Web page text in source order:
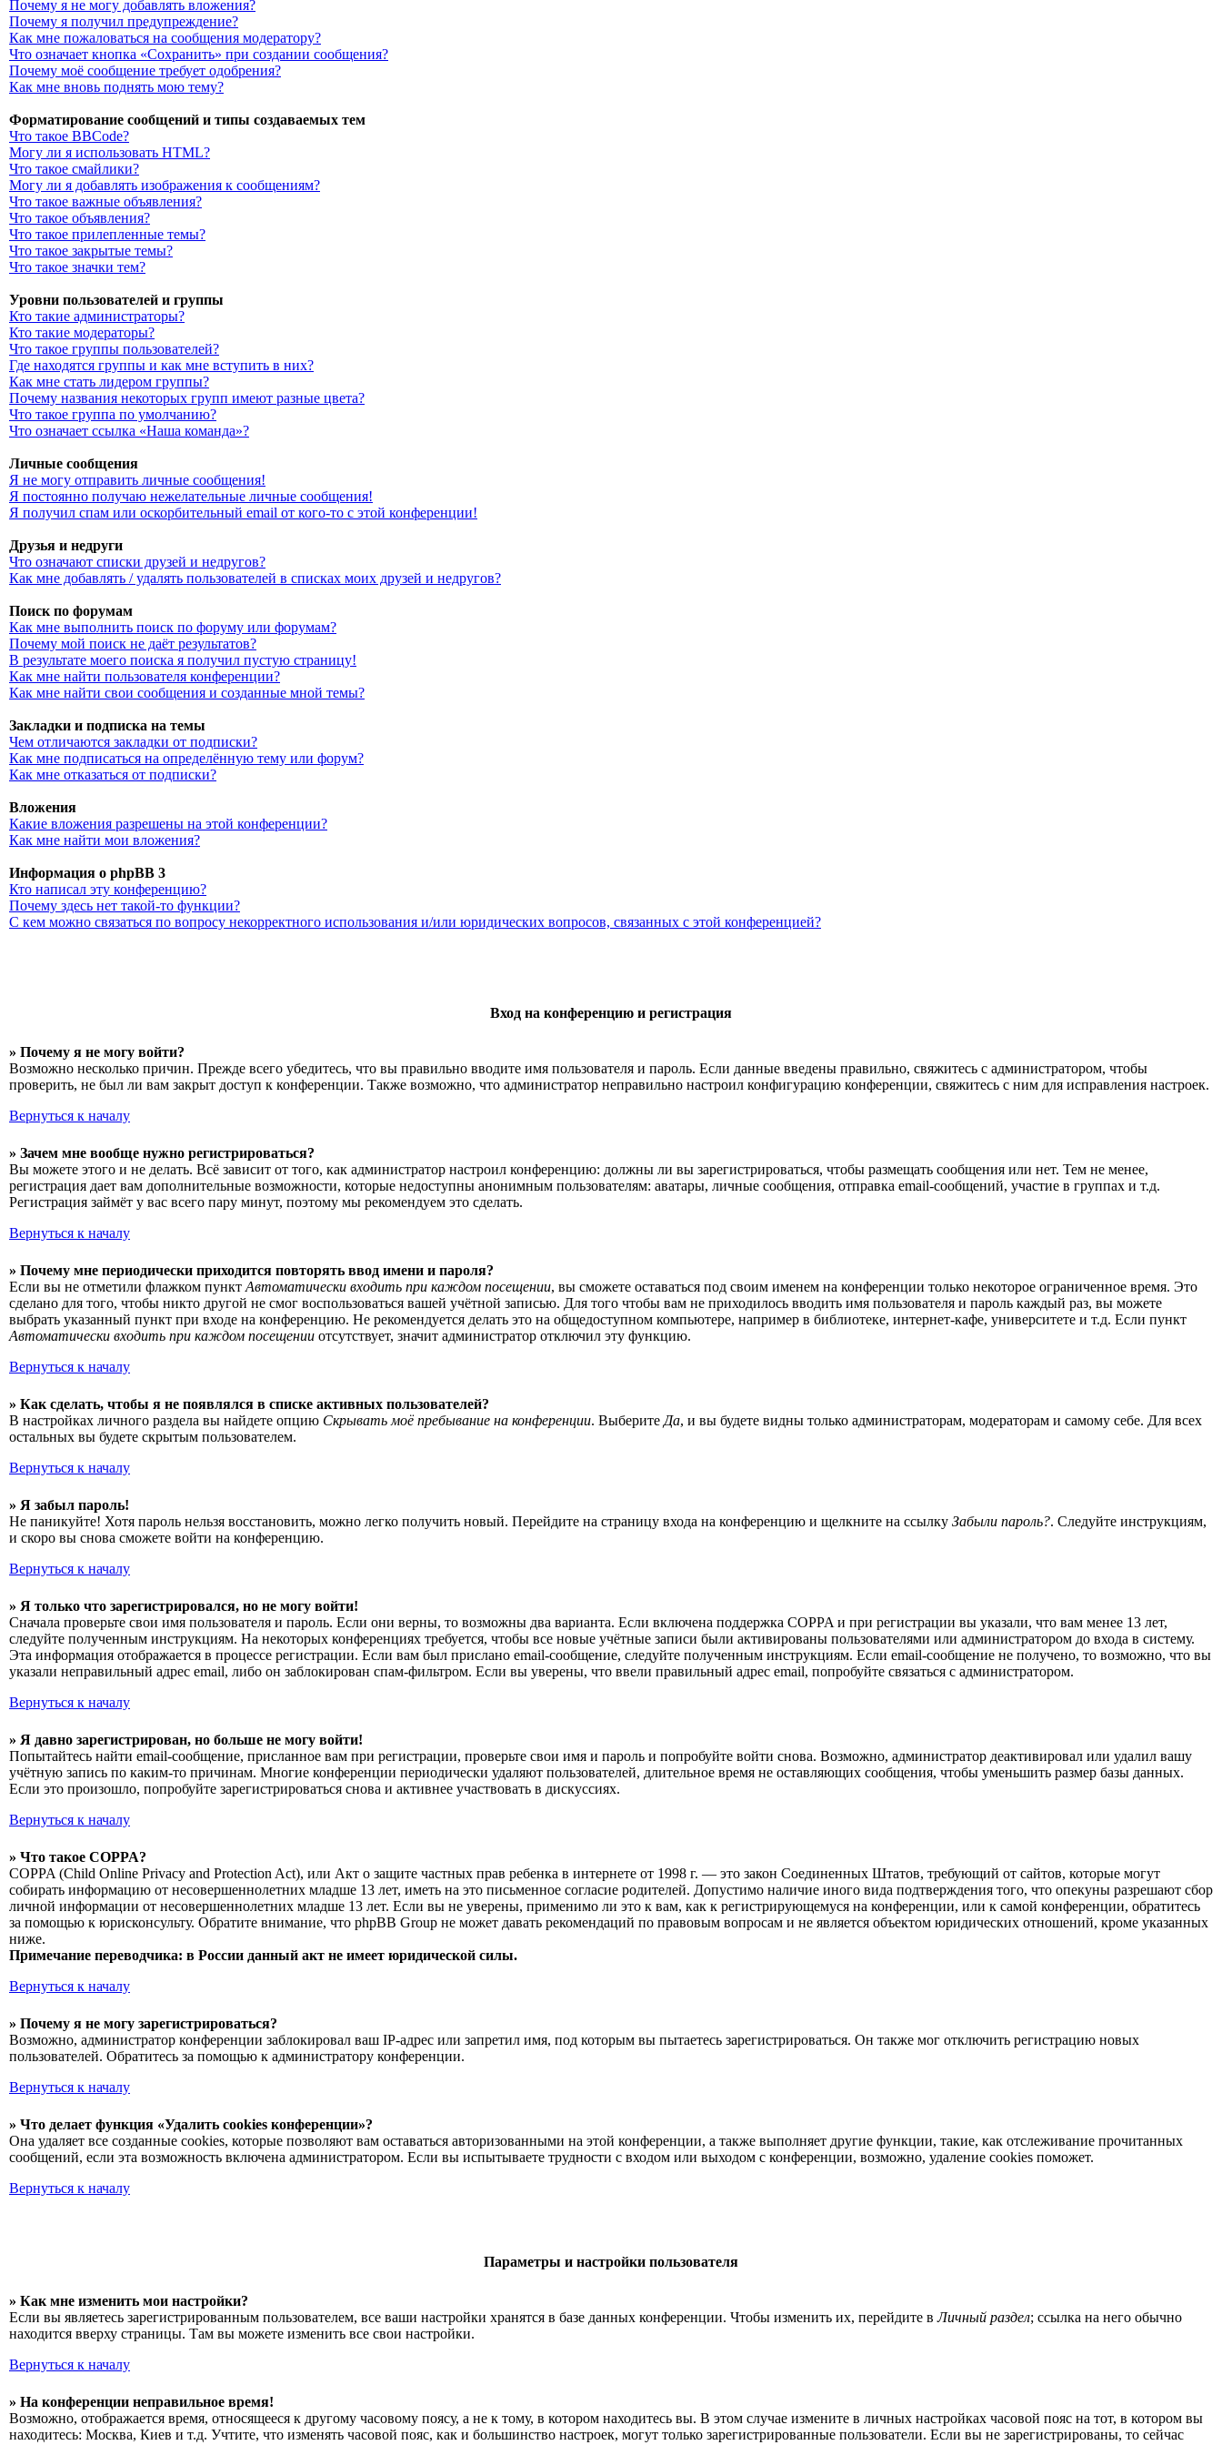
Почему я не могу добавлять вложения?
Почему я получил предупреждение?
Как мне пожаловаться на сообщения модератору?
Что означает кнопка «Сохранить» при создании сообщения?
Почему моё сообщение требует одобрения?
Как мне вновь поднять мою тему?
Форматирование сообщений и типы создаваемых тем
Что такое BBCode?
Могу ли я использовать HTML?
Что такое смайлики?
Могу ли я добавлять изображения к сообщениям?
Что такое важные объявления?
Что такое объявления?
Что такое прилепленные темы?
Что такое закрытые темы?
Что такое значки тем?
Уровни пользователей и группы
Кто такие администраторы?
Кто такие модераторы?
Что такое группы пользователей?
Где находятся группы и как мне вступить в них?
Как мне стать лидером группы?
Почему названия некоторых групп имеют разные цвета?
Что такое группа по умолчанию?
Что означает ссылка «Наша команда»?
Личные сообщения
Я не могу отправить личные сообщения!
Я постоянно получаю нежелательные личные сообщения!
Я получил спам или оскорбительный email от кого-то с этой конференции!
Друзья и недруги
Что означают списки друзей и недругов?
Как мне добавлять / удалять пользователей в списках моих друзей и недругов?
Поиск по форумам
Как мне выполнить поиск по форуму или форумам?
Почему мой поиск не даёт результатов?
В результате моего поиска я получил пустую страницу!
Как мне найти пользователя конференции?
Как мне найти свои сообщения и созданные мной темы?
Закладки и подписка на темы
Чем отличаются закладки от подписки?
Как мне подписаться на определённую тему или форум?
Как мне отказаться от подписки?
Вложения
Какие вложения разрешены на этой конференции?
Как мне найти мои вложения?
Информация о phpBB 3
Кто написал эту конференцию?
Почему здесь нет такой-то функции?
С кем можно связаться по вопросу некорректного использования и/или юридических вопросов, связанных с этой конференцией?
Вход на конференцию и регистрация
» Почему я не могу войти?
Возможно несколько причин. Прежде всего убедитесь, что вы правильно вводите имя пользователя и пароль. Если данные введены правильно, свяжитесь с администратором, чтобы
проверить, не был ли вам закрыт доступ к конференции. Также возможно, что администратор неправильно настроил конфигурацию конференции, свяжитесь с ним для исправления настроек.
Вернуться к началу
» Зачем мне вообще нужно регистрироваться?
Вы можете этого и не делать. Всё зависит от того, как администратор настроил конференцию: должны ли вы зарегистрироваться, чтобы размещать сообщения или нет. Тем не менее,
регистрация дает вам дополнительные возможности, которые недоступны анонимным пользователям: аватары, личные сообщения, отправка email-сообщений, участие в группах и т.д.
Регистрация займёт у вас всего пару минут, поэтому мы рекомендуем это сделать.
Вернуться к началу
» Почему мне периодически приходится повторять ввод имени и пароля?
Если вы не отметили флажком пункт Автоматически входить при каждом посещении, вы сможете оставаться под своим именем на конференции только некоторое ограниченное время. Это
сделано для того, чтобы никто другой не смог воспользоваться вашей учётной записью. Для того чтобы вам не приходилось вводить имя пользователя и пароль каждый раз, вы можете
выбрать указанный пункт при входе на конференцию. Не рекомендуется делать это на общедоступном компьютере, например в библиотеке, интернет-кафе, университете и т.д. Если пункт
Автоматически входить при каждом посещении отсутствует, значит администратор отключил эту функцию.
Вернуться к началу
» Как сделать, чтобы я не появлялся в списке активных пользователей?
В настройках личного раздела вы найдете опцию Скрывать моё пребывание на конференции. Выберите Да, и вы будете видны только администраторам, модераторам и самому себе. Для всех
остальных вы будете скрытым пользователем.
Вернуться к началу
» Я забыл пароль!
Не паникуйте! Хотя пароль нельзя восстановить, можно легко получить новый. Перейдите на страницу входа на конференцию и щелкните на ссылку Забыли пароль?. Следуйте инструкциям,
и скоро вы снова сможете войти на конференцию.
Вернуться к началу
» Я только что зарегистрировался, но не могу войти!
Сначала проверьте свои имя пользователя и пароль. Если они верны, то возможны два варианта. Если включена поддержка COPPA и при регистрации вы указали, что вам менее 13 лет,
следуйте полученным инструкциям. На некоторых конференциях требуется, чтобы все новые учётные записи были активированы пользователями или администратором до входа в систему.
Эта информация отображается в процессе регистрации. Если вам был прислано email-сообщение, следуйте полученным инструкциям. Если email-сообщение не получено, то возможно, что вы
указали неправильный адрес email, либо он заблокирован спам-фильтром. Если вы уверены, что ввели правильный адрес email, попробуйте связаться с администратором.
Вернуться к началу
» Я давно зарегистрирован, но больше не могу войти!
Попытайтесь найти email-сообщение, присланное вам при регистрации, проверьте свои имя и пароль и попробуйте войти снова. Возможно, администратор деактивировал или удалил вашу
учётную запись по каким-то причинам. Многие конференции периодически удаляют пользователей, длительное время не оставляющих сообщения, чтобы уменьшить размер базы данных.
Если это произошло, попробуйте зарегистрироваться снова и активнее участвовать в дискуссиях.
Вернуться к началу
» Что такое COPPA?
COPPA (Child Online Privacy and Protection Act), или Акт о защите частных прав ребенка в интернете от 1998 г. — это закон Соединенных Штатов, требующий от сайтов, которые могут
собирать информацию от несовершеннолетних младше 13 лет, иметь на это письменное согласие родителей. Допустимо наличие иного вида подтверждения того, что опекуны разрешают сбор
личной информации от несовершеннолетних младше 13 лет. Если вы не уверены, применимо ли это к вам, как к регистрирующемуся на конференции, или к самой конференции, обратитесь
за помощью к юрисконсульту. Обратите внимание, что phpBB Group не может давать рекомендаций по правовым вопросам и не является объектом юридических отношений, кроме указанных
ниже.
Примечание переводчика: в России данный акт не имеет юридической силы.
Вернуться к началу
» Почему я не могу зарегистрироваться?
Возможно, администратор конференции заблокировал ваш IP-адрес или запретил имя, под которым вы пытаетесь зарегистрироваться. Он также мог отключить регистрацию новых
пользователей. Обратитесь за помощью к администратору конференции.
Вернуться к началу
» Что делает функция «Удалить cookies конференции»?
Она удаляет все созданные cookies, которые позволяют вам оставаться авторизованными на этой конференции, а также выполняет другие функции, такие, как отслеживание прочитанных
сообщений, если эта возможность включена администратором. Если вы испытываете трудности с входом или выходом с конференции, возможно, удаление cookies поможет.
Вернуться к началу
Параметры и настройки пользователя
» Как мне изменить мои настройки?
Если вы являетесь зарегистрированным пользователем, все ваши настройки хранятся в базе данных конференции. Чтобы изменить их, перейдите вЛичный раздел; ссылка на него обычно
находится вверху страницы. Там вы можете изменить все свои настройки.
Вернуться к началу
» На конференции неправильное время!
Возможно, отображается время, относящееся к другому часовому поясу, а не к тому, в котором находитесь вы. В этом случае измените в личных настройках часовой пояс на тот, в котором вы
находитесь: Москва, Киев и т.д. Учтите, что изменять часовой пояс, как и большинство настроек, могут только зарегистрированные пользователи. Если вы не зарегистрированы, то сейчас